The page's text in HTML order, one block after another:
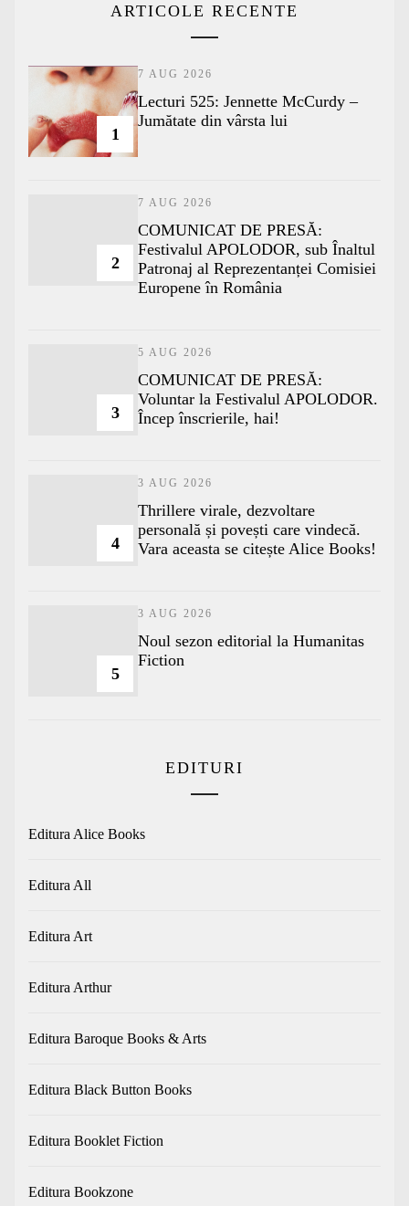
ARTICOLE RECENTE
1
7 AUG 2026
Lecturi 525: Jennette McCurdy –
Jumătate din vârsta lui
2
7 AUG 2026
COMUNICAT DE PRESĂ:
Festivalul APOLODOR, sub Înaltul
Patronaj al Reprezentanței Comisiei
Europene în România
3
5 AUG 2026
COMUNICAT DE PRESĂ:
Voluntar la Festivalul APOLODOR.
Încep înscrierile, hai!
4
3 AUG 2026
Thrillere virale, dezvoltare
personală și povești care vindecă.
Vara aceasta se citește Alice Books!
5
3 AUG 2026
​Noul sezon editorial la Humanitas
Fiction
EDITURI
Editura Alice Books
Editura All
Editura Art
Editura Arthur
Editura Baroque Books & Arts
Editura Black Button Books
Editura Booklet Fiction
Editura Bookzone